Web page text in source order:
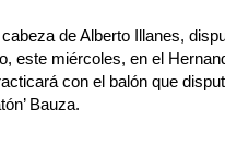
de Alberto Illanes,
este miércoles, en el
con el balón que
Bauza.